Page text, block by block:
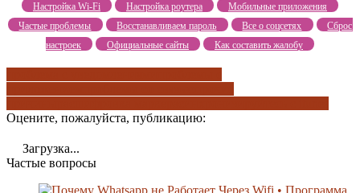
Настройка Wi-Fi Настройка роутера
Мобильные приложения
Частые проблемы
Восстанавливаем пароль Все о соцсетях
Сброс
настроек
Официальные сайты Как составить жалобу
Оцените, пожалуйста, публикацию:
Загрузка...
Частые вопросы